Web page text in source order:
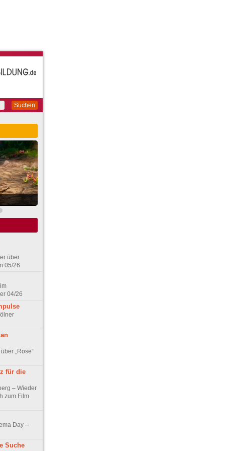
Suchen
über
05/26
04/26
„Rose“
für die
– Wieder
zum Film
Day –
Suche